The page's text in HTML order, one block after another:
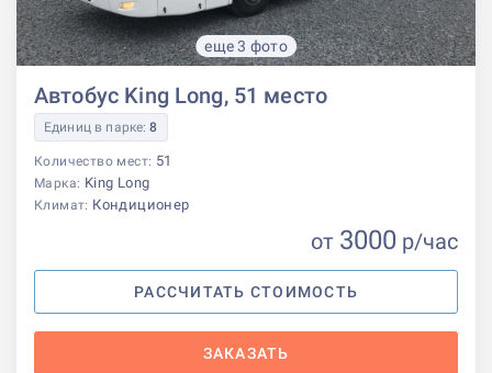
еще 3 фото
Автобус King Long, 51 место
Единиц в парке:8
Количество мест: 51
Марка: King Long
Климат: Кондиционер
от 3000 р/час
РАССЧИТАТЬ СТОИМОСТЬ
ЗАКАЗАТЬ